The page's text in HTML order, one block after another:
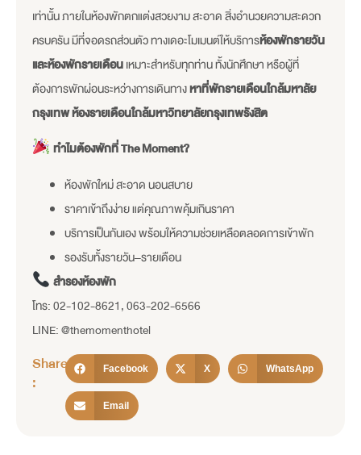
เท่านั้น ภายในห้องพักตกแต่งสวยงาม สะอาด สิ่งอำนวยความสะดวก
ครบครัน มีที่จอดรถส่วนตัว ทางเดอะโมเมนต์ให้บริการห้องพักรายวัน
และห้องพักรายเดือนเหมาะสำหรับทุกท่าน ทั้งนักศึกษา หรือผู้ที่
ต้องการพักผ่อนระหว่างการเดินทางหาที่พักรายเดือนใกล้มหาลัย
กรุงเทพ ห้องรายเดือนใกล้มหาวิทยาลัยกรุงเทพรังสิต
ทำไมต้องพักที่ The Moment?
ห้องพักใหม่ สะอาด นอนสบาย
ราคาเข้าถึงง่าย แต่คุณภาพคุ้มเกินราคา
บริการเป็นกันเอง พร้อมให้ความช่วยเหลือตลอดการเข้าพัก
รองรับทั้งรายวัน–รายเดือน
สำรองห้องพัก
โทร: 02-102-8621, 063-202-6566
LINE: @themomenthotel
Share
:
Facebook X WhatsApp
Email